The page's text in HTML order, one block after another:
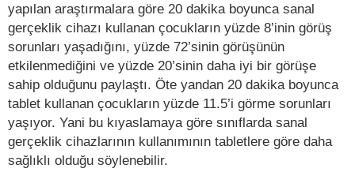
yapılan araştırmalara göre 20 dakika boyunca sanal
gerçeklik cihazı kullanan çocukların yüzde 8’inin görüş
sorunları yaşadığını, yüzde 72’sinin görüşünün
etkilenmediğini ve yüzde 20’sinin daha iyi bir görüşe
sahip olduğunu paylaştı. Öte yandan 20 dakika boyunca
tablet kullanan çocukların yüzde 11.5’i görme sorunları
yaşıyor. Yani bu kıyaslamaya göre sınıflarda sanal
gerçeklik cihazlarının kullanımının tabletlere göre daha
sağlıklı olduğu söylenebilir.